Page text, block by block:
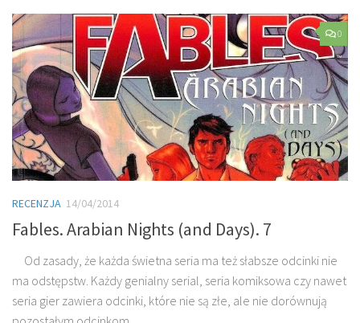
0
RECENZJA 14/04/2014
Fables. Arabian Nights (and Days). 7
Od zasady, że każda świetna seria ma też słabsze odcinki nie
ma odstępstw. Każdy genialny serial, seria komiksowa czy nawet
seria gier zawiera odcinki, które nie są złe, ale nie dorównują